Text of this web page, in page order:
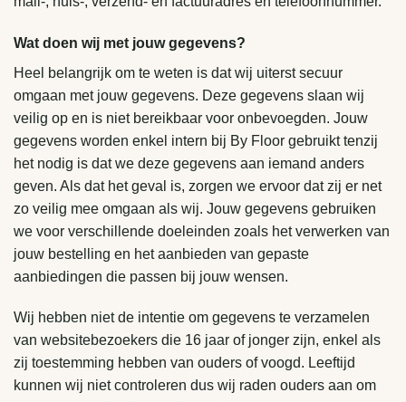
Wat doen wij met jouw gegevens?
Heel belangrijk om te weten is dat wij uiterst secuur
omgaan met jouw gegevens. Deze gegevens slaan wij
veilig op en is niet bereikbaar voor onbevoegden. Jouw
gegevens worden enkel intern bij By Floor gebruikt tenzij
het nodig is dat we deze gegevens aan iemand anders
geven. Als dat het geval is, zorgen we ervoor dat zij er net
zo veilig mee omgaan als wij. Jouw gegevens gebruiken
we voor verschillende doeleinden zoals het verwerken van
jouw bestelling en het aanbieden van gepaste
aanbiedingen die passen bij jouw wensen.
Wij hebben niet de intentie om gegevens te verzamelen
van websitebezoekers die 16 jaar of jonger zijn, enkel als
zij toestemming hebben van ouders of voogd. Leeftijd
kunnen wij niet controleren dus wij raden ouders aan om